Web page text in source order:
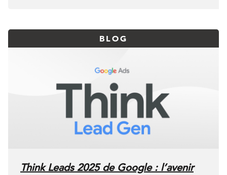
BLOG
Think Leads 2025 de Google : l’avenir